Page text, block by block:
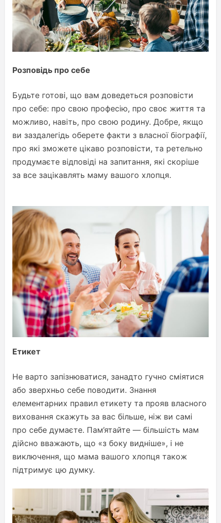
Розповідь про себе
Будьте готові, що вам доведеться розповісти
про себе: про свою професію, про своє життя та
можливо, навіть, про свою родину. Добре, якщо
ви заздалегідь оберете факти з власної біографії,
про які зможете цікаво розповісти, та ретельно
продумаєте відповіді на запитання, які скоріше
за все зацікавлять маму вашого хлопця.
Етикет
Не варто запізнюватися, занадто гучно сміятися
або зверхньо себе поводити. Знання
елементарних правил етикету та прояв власного
виховання скажуть за вас більше, ніж ви самі
про себе думаєте. Пам’ятайте — більшість мам
дійсно вважають, що «з боку видніше», і не
виключення, що мама вашого хлопця також
підтримує цю думку.